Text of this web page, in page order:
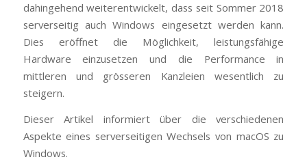
dahingehend weiterentwickelt, dass seit Sommer 2018
serverseitig auch Windows eingesetzt werden kann.
Dies eröffnet die Möglichkeit, leistungsfähige
Hardware einzusetzen und die Performance in
mittleren und grösseren Kanzleien wesentlich zu
steigern.
Dieser Artikel informiert über die verschiedenen
Aspekte eines serverseitigen Wechsels von macOS zu
Windows.